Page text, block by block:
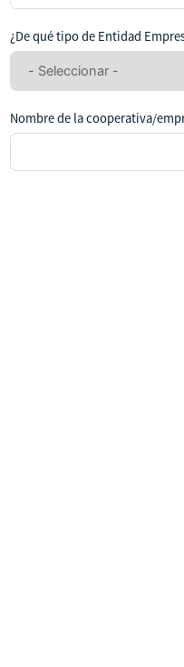
se
seleccionado
ningún
¿De qué tipo de Entidad
Nombre de la cooperativa/